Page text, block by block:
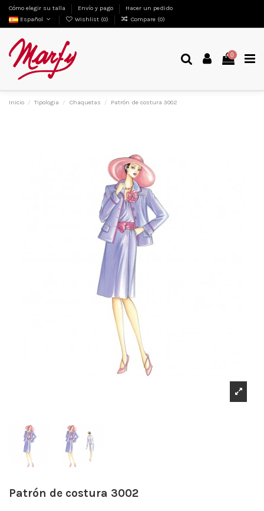
Cómo elegir su talla Envío y pago
Hacer un pedido
Español
Wishlist (0) Compare (0)
0
Inicio Tipologia Chaquetas Patrón de costura 3002
Patrón de costura 3002